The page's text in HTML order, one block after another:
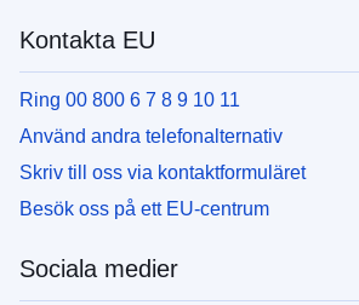
Kontakta EU
Ring 00 800 6 7 8 9 10 11
Använd andra telefonalternativ
Skriv till oss via kontaktformuläret
Besök oss på ett EU-centrum
Sociala medier